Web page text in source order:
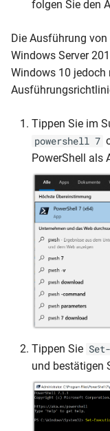
folgen Sie den
Die Ausführung
Windows Server
Windows 10 jedoch
Tippen Sie im
powershell 7
PowerShell als
Tippen Sie
und bestätigen